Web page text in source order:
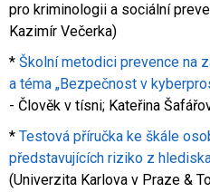
pro kriminologii a sociální
Kazimír Večerka)
* Školní metodici prevence na
a téma „Bezpečnost v
- Člověk v tísni; Kateřina
* Testová příručka ke škále
představujících riziko z
(Univerzita Karlova v Praze &